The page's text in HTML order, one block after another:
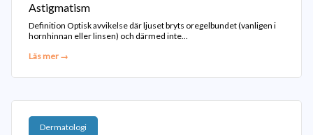
Astigmatism
Definition Optisk avvikelse där ljuset bryts oregelbundet (vanligen i
hornhinnan eller linsen) och därmed inte...
Läs mer →
Dermatologi